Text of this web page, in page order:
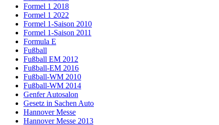
Formel 1 2018
Formel 1 2022
Formel 1-Saison 2010
Formel 1-Saison 2011
Formula E
Fußball
Fußball EM 2012
Fußball-EM 2016
Fußball-WM 2010
Fußball-WM 2014
Genfer Autosalon
Gesetz in Sachen Auto
Hannover Messe
Hannover Messe 2013